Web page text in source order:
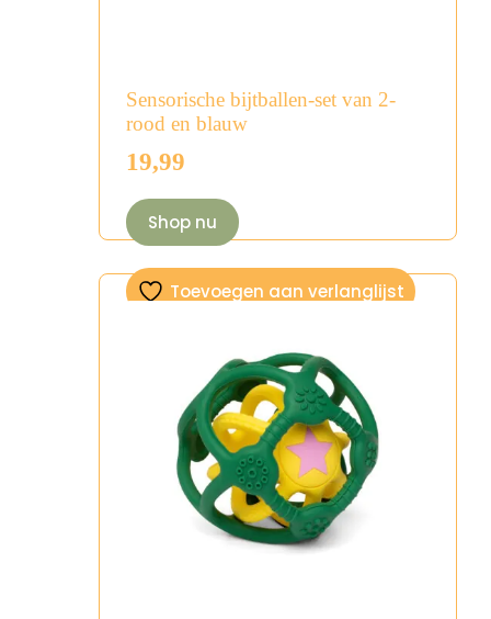
Sensorische bijtballen-set van 2-
rood en blauw
19,99
Shop nu
Toevoegen aan verlanglijst